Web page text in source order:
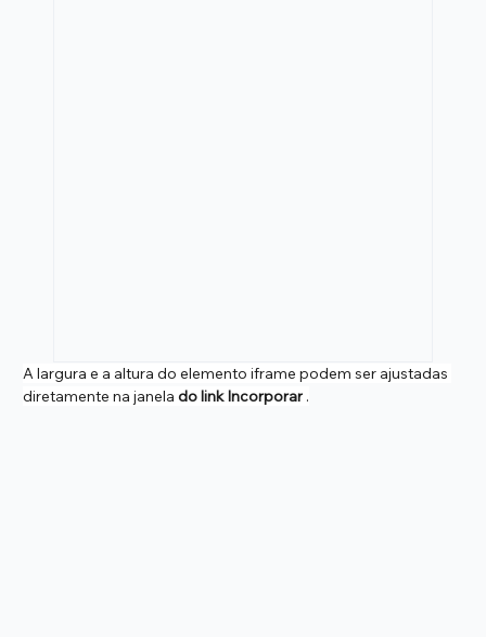
A largura e a altura do elemento iframe podem ser ajustadas
diretamente na janela do link Incorporar .